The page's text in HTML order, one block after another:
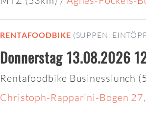
RENTAFOODBIKE (SUPPEN,
Donnerstag 13.08.2026
Rentafoodbike Businesslunch
Christoph-Rapparini-Bogen